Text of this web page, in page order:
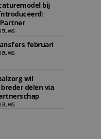
bij
februari
wil
delen via